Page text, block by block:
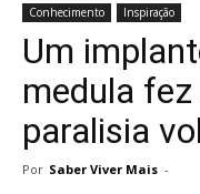
Conhecimento Inspiração
Um
medula
paralisia
Por Saber Viver Mais -